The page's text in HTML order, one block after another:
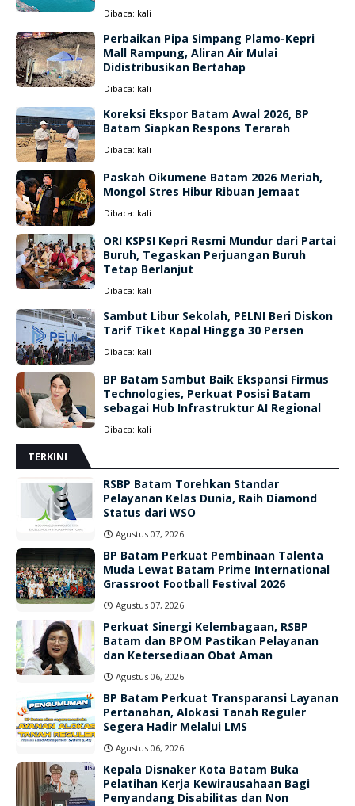
Dibaca: kali
Perbaikan Pipa Simpang Plamo-Kepri
Mall Rampung, Aliran Air Mulai
Didistribusikan Bertahap
Dibaca: kali
Koreksi Ekspor Batam Awal 2026, BP
Batam Siapkan Respons Terarah
Dibaca: kali
Paskah Oikumene Batam 2026 Meriah,
Mongol Stres Hibur Ribuan Jemaat
Dibaca: kali
ORI KSPSI Kepri Resmi Mundur dari Partai
Buruh, Tegaskan Perjuangan Buruh
Tetap Berlanjut
Dibaca: kali
Sambut Libur Sekolah, PELNI Beri Diskon
Tarif Tiket Kapal Hingga 30 Persen
Dibaca: kali
BP Batam Sambut Baik Ekspansi Firmus
Technologies, Perkuat Posisi Batam
sebagai Hub Infrastruktur AI Regional
Dibaca: kali
TERKINI
RSBP Batam Torehkan Standar
Pelayanan Kelas Dunia, Raih Diamond
Status dari WSO
Agustus 07, 2026
BP Batam Perkuat Pembinaan Talenta
Muda Lewat Batam Prime International
Grassroot Football Festival 2026
Agustus 07, 2026
Perkuat Sinergi Kelembagaan, RSBP
Batam dan BPOM Pastikan Pelayanan
dan Ketersediaan Obat Aman
Agustus 06, 2026
BP Batam Perkuat Transparansi Layanan
Pertanahan, Alokasi Tanah Reguler
Segera Hadir Melalui LMS
Agustus 06, 2026
Kepala Disnaker Kota Batam Buka
Pelatihan Kerja Kewirausahaan Bagi
Penyandang Disabilitas dan Non